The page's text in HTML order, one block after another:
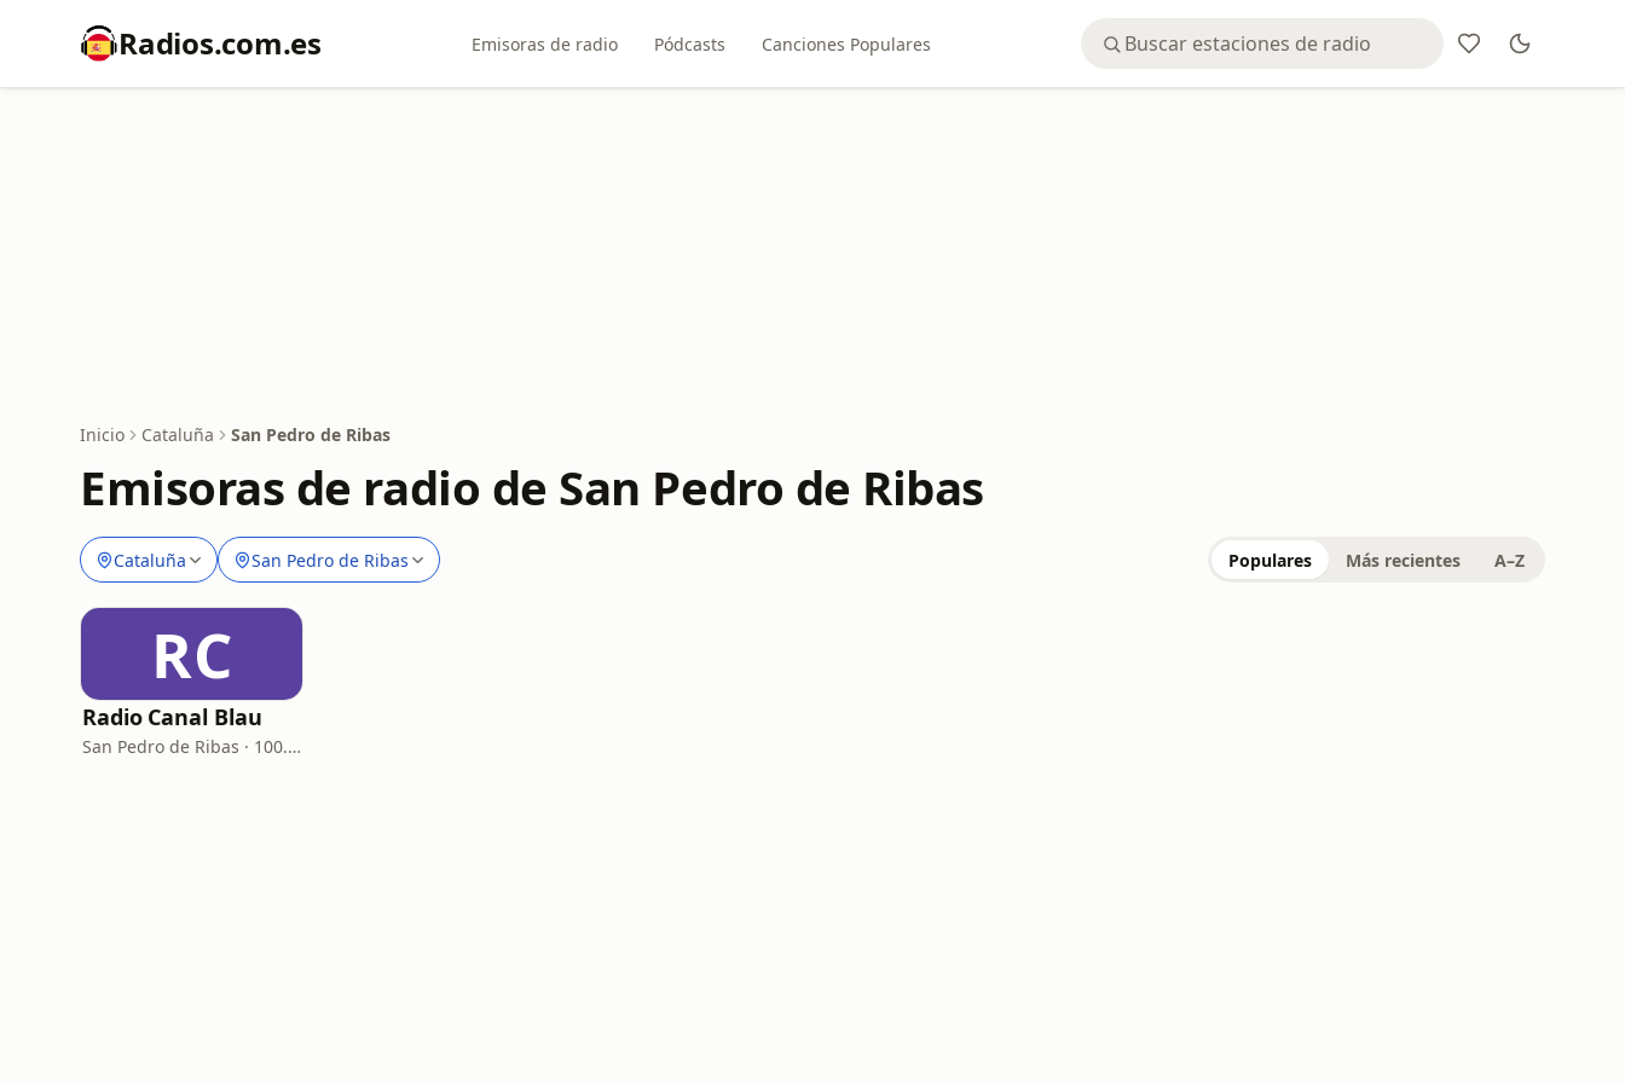
Radios.com.es Emisoras de radio Pódcasts Canciones Populares
Inicio Cataluña San Pedro de Ribas
Emisoras de radio de San Pedro de Ribas
Cataluña San Pedro de Ribas Populares Más recientes A–Z
RC
Radio Canal Blau
San Pedro de Ribas · 100.4 FM